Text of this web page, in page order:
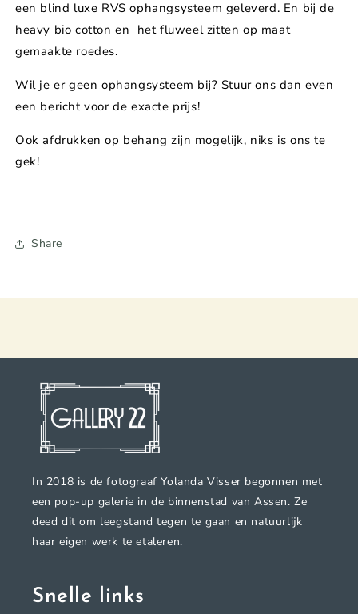
een blind luxe RVS ophangsysteem geleverd. En bij de
heavy bio cotton en het fluweel zitten op maat
gemaakte roedes.
Wil je er geen ophangsysteem bij? Stuur ons dan even
een bericht voor de exacte prijs!
Ook afdrukken op behang zijn mogelijk, niks is ons te
gek!
Share
In 2018 is de fotograaf Yolanda Visser begonnen met
een pop-up galerie in de binnenstad van Assen. Ze
deed dit om leegstand tegen te gaan en natuurlijk
haar eigen werk te etaleren.
Snelle links